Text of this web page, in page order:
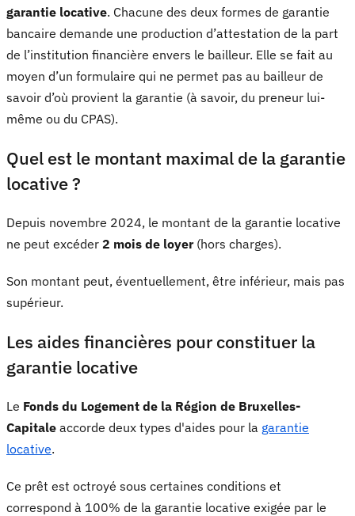
garantie locative. Chacune des deux formes de garantie
bancaire demande une production d’attestation de la part
de l’institution financière envers le bailleur. Elle se fait au
moyen d’un formulaire qui ne permet pas au bailleur de
savoir d’où provient la garantie (à savoir, du preneur lui-
même ou du CPAS).
Quel est le montant maximal de la garantie
locative ?
Depuis novembre 2024, le montant de la garantie locative
ne peut excéder 2 mois de loyer(hors charges).
Son montant peut, éventuellement, être inférieur, mais pas
supérieur.
Les aides financières pour constituer la
garantie locative
Le Fonds du Logement de la Région de Bruxelles-
Capitale accorde deux types d'aides pour la garantie
locative.
Ce prêt est octroyé sous certaines conditions et
correspond à 100% de la garantie locative exigée par le